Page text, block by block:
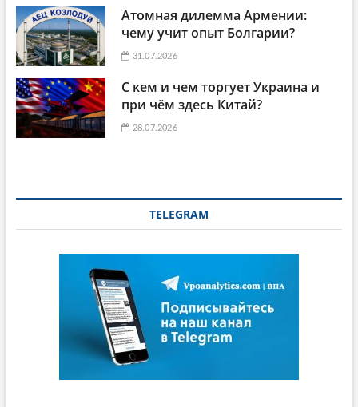
Атомная дилемма Армении:
чему учит опыт Болгарии?
31.07.2026
С кем и чем торгует Украина и
при чём здесь Китай?
28.07.2026
TELEGRAM